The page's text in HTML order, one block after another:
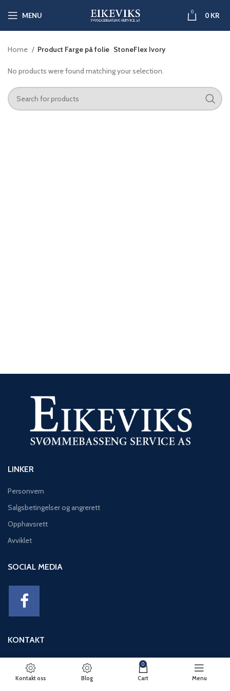
MENU 0 0 KR
Home Product Farge på folie StoneFlex Ivory
No products were found matching your selection.
LINKER
Personvern
Salgsbetingelser og angrerett
Opphavsrett
Avviklet
SOCIAL MEDIA
KONTAKT
Adresse: Eikeviken 49, 5043 BERGEN
Telefon: 95 12 52 30
E-post: basseng@eikeviks.no
Kontakt oss Blog
0
Cart Menu